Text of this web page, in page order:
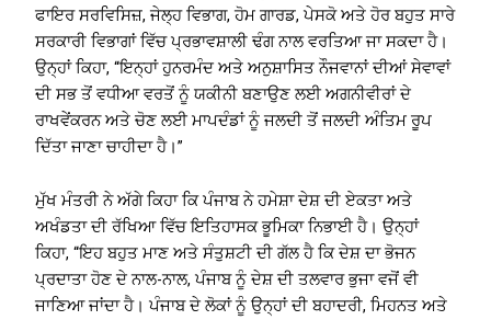
ਫਾਇਰ ਸਰਵਿਸਿਜ਼, ਜੇਲ੍ਹ ਵਿਭਾਗ, ਹੋਮ ਗਾਰਡ, ਪੇਸਕੋ ਅਤੇ ਹੋਰ ਬਹੁਤ ਸਾਰੇ
ਸਰਕਾਰੀ ਵਿਭਾਗਾਂ ਵਿੱਚ ਪ੍ਰਭਾਵਸ਼ਾਲੀ ਢੰਗ ਨਾਲ ਵਰਤਿਆ ਜਾ ਸਕਦਾ ਹੈ।
ਉਨ੍ਹਾਂ ਕਿਹਾ, “ਇਨ੍ਹਾਂ ਹੁਨਰਮੰਦ ਅਤੇ ਅਨੁਸ਼ਾਸਿਤ ਨੌਜਵਾਨਾਂ ਦੀਆਂ ਸੇਵਾਵਾਂ
ਦੀ ਸਭ ਤੋਂ ਵਧੀਆ ਵਰਤੋਂ ਨੂੰ ਯਕੀਨੀ ਬਣਾਉਣ ਲਈ ਅਗਨੀਵੀਰਾਂ ਦੇ
ਰਾਖਵੇਂਕਰਨ ਅਤੇ ਚੋਣ ਲਈ ਮਾਪਦੰਡਾਂ ਨੂੰ ਜਲਦੀ ਤੋਂ ਜਲਦੀ ਅੰਤਿਮ ਰੂਪ
ਦਿੱਤਾ ਜਾਣਾ ਚਾਹੀਦਾ ਹੈ।”
ਮੁੱਖ ਮੰਤਰੀ ਨੇ ਅੱਗੇ ਕਿਹਾ ਕਿ ਪੰਜਾਬ ਨੇ ਹਮੇਸ਼ਾ ਦੇਸ਼ ਦੀ ਏਕਤਾ ਅਤੇ
ਅਖੰਡਤਾ ਦੀ ਰੱਖਿਆ ਵਿੱਚ ਇਤਿਹਾਸਕ ਭੂਮਿਕਾ ਨਿਭਾਈ ਹੈ। ਉਨ੍ਹਾਂ
ਕਿਹਾ, “ਇਹ ਬਹੁਤ ਮਾਣ ਅਤੇ ਸੰਤੁਸ਼ਟੀ ਦੀ ਗੱਲ ਹੈ ਕਿ ਦੇਸ਼ ਦਾ ਭੋਜਨ
ਪ੍ਰਦਾਤਾ ਹੋਣ ਦੇ ਨਾਲ-ਨਾਲ, ਪੰਜਾਬ ਨੂੰ ਦੇਸ਼ ਦੀ ਤਲਵਾਰ ਭੁਜਾ ਵਜੋਂ ਵੀ
ਜਾਣਿਆ ਜਾਂਦਾ ਹੈ। ਪੰਜਾਬ ਦੇ ਲੋਕਾਂ ਨੂੰ ਉਨ੍ਹਾਂ ਦੀ ਬਹਾਦਰੀ, ਮਿਹਨਤ ਅਤੇ